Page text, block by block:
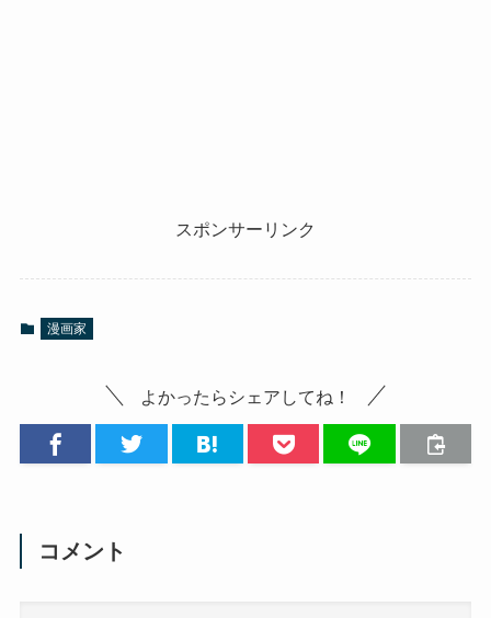
スポンサーリンク
漫画家
よかったらシェアしてね！
コメント